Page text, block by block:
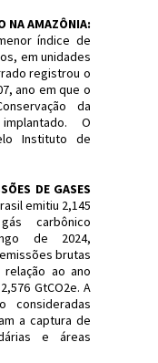
NA AMAZÔNIA:
índice de
em unidades
registrou o
ano em que o
da
O
Instituto de
DE GASES
emitiu 2,145
carbônico
de 2024,
brutas
ao ano
GtCO2e. A
consideradas
a captura de
e áreas